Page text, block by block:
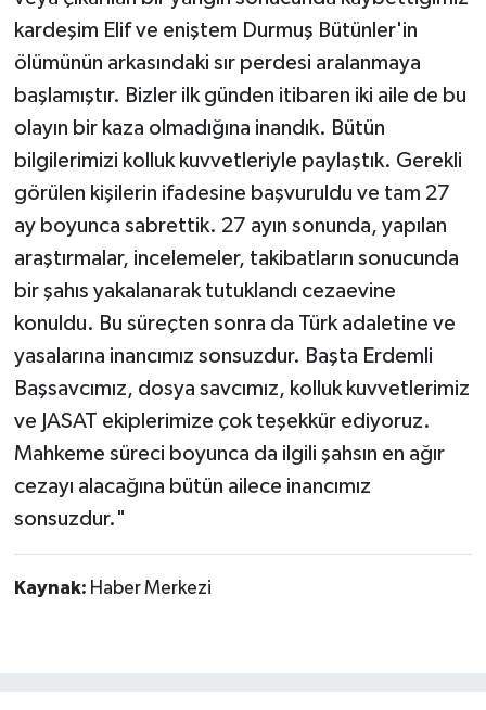
kardeşim Elif ve eniştem Durmuş Bütünler'in
ölümünün arkasındaki sır perdesi aralanmaya
başlamıştır. Bizler ilk günden itibaren iki aile de bu
olayın bir kaza olmadığına inandık. Bütün
bilgilerimizi kolluk kuvvetleriyle paylaştık. Gerekli
görülen kişilerin ifadesine başvuruldu ve tam 27
ay boyunca sabrettik. 27 ayın sonunda, yapılan
araştırmalar, incelemeler, takibatların sonucunda
bir şahıs yakalanarak tutuklandı cezaevine
konuldu. Bu süreçten sonra da Türk adaletine ve
yasalarına inancımız sonsuzdur. Başta Erdemli
Başsavcımız, dosya savcımız, kolluk kuvvetlerimiz
ve JASAT ekiplerimize çok teşekkür ediyoruz.
Mahkeme süreci boyunca da ilgili şahsın en ağır
cezayı alacağına bütün ailece inancımız
sonsuzdur."
Kaynak: Haber Merkezi